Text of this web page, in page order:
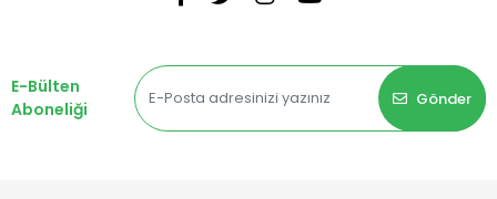
E-Bülten
Aboneliği
Gönder